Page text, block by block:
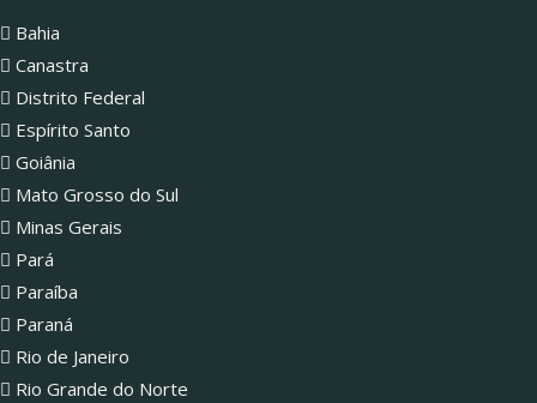
Bahia
Canastra
Distrito Federal
Espírito Santo
Goiânia
Mato Grosso do Sul
Minas Gerais
Pará
Paraíba
Paraná
Rio de Janeiro
Rio Grande do Norte